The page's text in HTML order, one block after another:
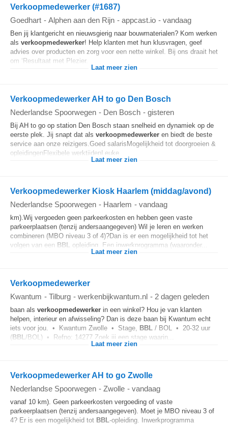
Verkoopmedewerker (#1687)
Goedhart - Alphen aan den Rijn - appcast.io - vandaag
Ben jij klantgericht en nieuwsgierig naar bouwmaterialen? Kom werken
als verkoopmedewerker! Help klanten met hun klusvragen, geef
advies over producten en zorg voor een nette winkel. Bij ons draait het
om ‘Resultaat met Plezier...
Laat meer zien
Verkoopmedewerker AH to go Den Bosch
Nederlandse Spoorwegen - Den Bosch - gisteren
Bij AH to go op station Den Bosch staan snelheid en dynamiek op de
eerste plek. Jij snapt dat als verkoopmedewerker en biedt de beste
service aan onze reizigers.Goed salarisMogelijkheid tot doorgroeien &
opleidingenFlexibele werktijdenLeuke...
Laat meer zien
Verkoopmedewerker Kiosk Haarlem (middag/avond)
Nederlandse Spoorwegen - Haarlem - vandaag
km).Wij vergoeden geen parkeerkosten en hebben geen vaste
parkeerplaatsen (tenzij andersaangegeven) Wil je leren en werken
combineren (MBO niveau 3 of 4)?Dan is er een mogelijkheid tot het
volgen van een BBL opleiding. Een inwerkprogramma (waaronder...
Laat meer zien
Verkoopmedewerker
Kwantum - Tilburg - werkenbijkwantum.nl - 2 dagen geleden
baan als verkoopmedewerker in een winkel? Hou je van klanten
helpen, interieur en afwisseling? Dan is deze baan bij Kwantum echt
iets voor jou. • Kwantum Zwolle • Stage, BBL / BOL • 20-32 uur
(BBL /BOL) • Refno: 14277 Zoek jij een stage waarin...
Laat meer zien
Verkoopmedewerker AH to go Zwolle
Nederlandse Spoorwegen - Zwolle - vandaag
vanaf 10 km). Geen parkeerkosten vergoeding of vaste
parkeerplaatsen (tenzij andersaangegeven). Moet je MBO niveau 3 of
4? Er is een mogelijkheid tot BBL-opleiding. Inwerkprogramma